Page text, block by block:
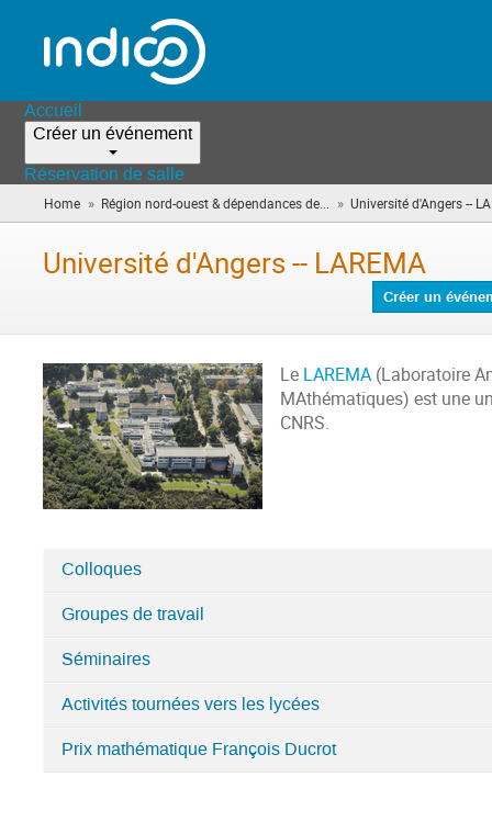
Accueil
Créer un événement
Réservation de salle
Home » Région nord-ouest & dépendances de... » Université d'Angers --
Université d'Angers -- LAREMA
Créer un
Le LAREMA(Laboratoire
MAthématiques) est une
CNRS.
dans
Université
LAREMA
Colloques
Groupes de travail
Séminaires
Activités tournées vers les lycées
Prix mathématique François Ducrot